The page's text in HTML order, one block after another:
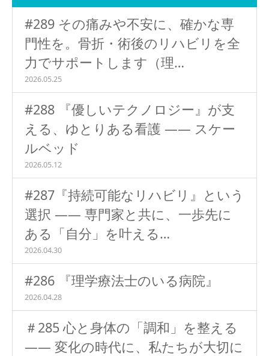
#289 その痛みや不安に、確かな専
門性を。骨折・術後のリハビリを全
力でサポートします（理…
2026.05.25
#288 『優しいテクノロジー』が支
える、ゆとりある看護 ―― スケー
ルベッド
2026.05.12
#287『持続可能なリハビリ』という
選択 ―― 専門家と共に、一歩先に
ある「自分」を叶える…
2026.04.30
#286 『理学療法士のいる病院』
2026.04.28
＃285 心と身体の「調和」を整える
―― 変化の時代に、私たちが大切に